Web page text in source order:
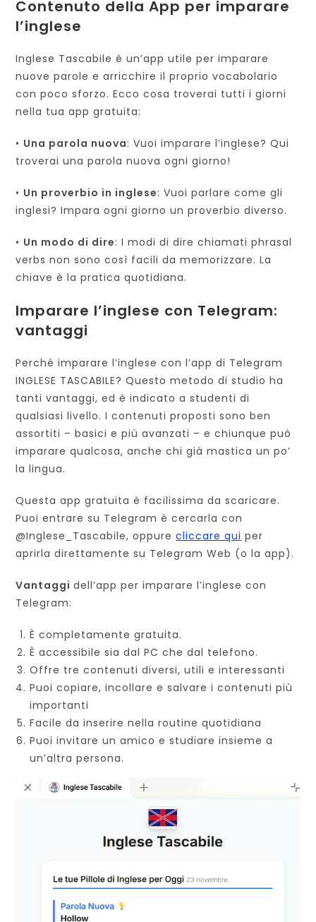
Contenuto della App per imparare
l’inglese
Inglese Tascabile è un’app utile per imparare
nuove parole e arricchire il proprio vocabolario
con poco sforzo. Ecco cosa troverai tutti i giorni
nella tua app gratuita:
• Una parola nuova: Vuoi imparare l’inglese? Qui
troverai una parola nuova ogni giorno!
• Un proverbio in inglese: Vuoi parlare come gli
inglesi? Impara ogni giorno un proverbio diverso.
• Un modo di dire: I modi di dire chiamati phrasal
verbs non sono così facili da memorizzare. La
chiave è la pratica quotidiana.
Imparare l’inglese con Telegram:
vantaggi
Perché imparare l’inglese con l’app di Telegram
INGLESE TASCABILE? Questo metodo di studio ha
tanti vantaggi, ed è indicato a studenti di
qualsiasi livello. I contenuti proposti sono ben
assortiti – basici e più avanzati – e chiunque può
imparare qualcosa, anche chi già mastica un po’
la lingua.
Questa app gratuita è facilissima da scaricare.
Puoi entrare su Telegram è cercarla con
@Inglese_Tascabile, oppurecliccare qui per
aprirla direttamente su Telegram Web (o la app).
Vantaggidell’app per imparare l’inglese con
Telegram:
È completamente gratuita.
È accessibile sia dal PC che dal telefono.
Offre tre contenuti diversi, utili e interessanti
Puoi copiare, incollare e salvare i contenuti più
importanti
Facile da inserire nella routine quotidiana
Puoi invitare un amico e studiare insieme a
un’altra persona.